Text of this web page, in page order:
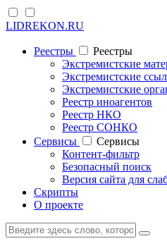
LIDREKON.RU
Реестры
Реестры
Экстремистские
Экстремистские
Экстремистские
Реестр иноагентов
Реестр НКО
Реестр СОНКО
Cервисы
Cервисы
Контент-фильтр
Безопасный поиск
Версия сайта для
Скрипты
О проекте